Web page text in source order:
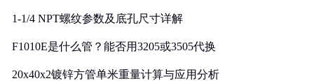
1-1/4 NPT螺纹参数及底孔尺寸详解
F1010E是什么管？能否用3205或3505代换
20x40x2镀锌方管单米重量计算与应用分析